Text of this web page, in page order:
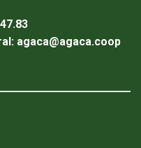
agaca@agaca.coop